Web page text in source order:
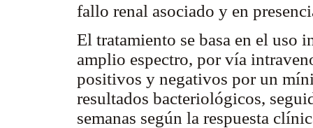
fallo renal asociado y en
El tratamiento se basa en el uso
amplio espectro, por vía
positivos y negativos por un
resultados bacteriológicos,
semanas según la respuesta